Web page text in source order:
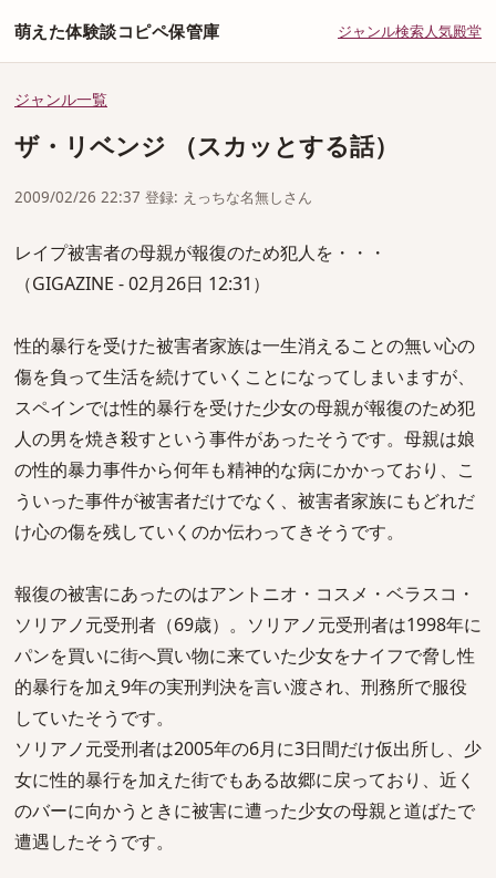
萌えた体験談コピペ保管庫 ジャンル検索人気殿堂
ジャンル一覧
ザ・リベンジ （スカッとする話）
2009/02/26 22:37 登録: えっちな名無しさん
レイプ被害者の母親が報復のため犯人を・・・
（GIGAZINE - 02月26日 12:31）
性的暴行を受けた被害者家族は一生消えることの無い心の
傷を負って生活を続けていくことになってしまいますが、
スペインでは性的暴行を受けた少女の母親が報復のため犯
人の男を焼き殺すという事件があったそうです。母親は娘
の性的暴力事件から何年も精神的な病にかかっており、こ
ういった事件が被害者だけでなく、被害者家族にもどれだ
け心の傷を残していくのか伝わってきそうです。
報復の被害にあったのはアントニオ・コスメ・ベラスコ・
ソリアノ元受刑者（69歳）。ソリアノ元受刑者は1998年に
パンを買いに街へ買い物に来ていた少女をナイフで脅し性
的暴行を加え9年の実刑判決を言い渡され、刑務所で服役
していたそうです。
ソリアノ元受刑者は2005年の6月に3日間だけ仮出所し、少
女に性的暴行を加えた街でもある故郷に戻っており、近く
のバーに向かうときに被害に遭った少女の母親と道ばたで
遭遇したそうです。